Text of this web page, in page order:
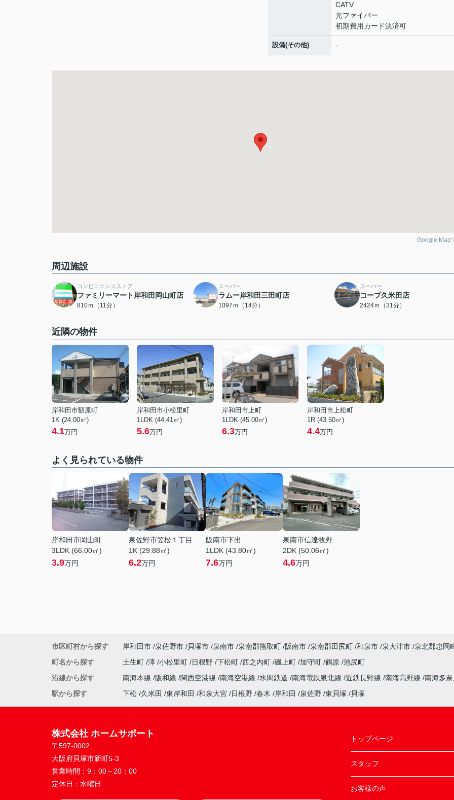
CATV
光ファイバー
初期費用カード決済可
設備(その他) -
Google Map
周辺施設
コンビニエンスストア
ファミリーマート岸和田岡山町店
810ｍ（11分）
スーパー
ラムー岸和田三田町店
1097ｍ（14分）
スーパー
コープ久米田店
2424ｍ（31分）
近隣の物件
岸和田市額原町
1K (24.00㎡)
4.1万円
岸和田市小松里町
1LDK (44.41㎡)
5.6万円
岸和田市上町
1LDK (45.00㎡)
6.3万円
岸和田市上松町
1R (43.50㎡)
4.4万円
よく見られている物件
岸和田市岡山町
3LDK (66.00㎡)
3.9万円
泉佐野市笠松１丁目
1K (29.88㎡)
6.2万円
阪南市下出
1LDK (43.80㎡)
7.6万円
泉南市信達牧野
2DK (50.06㎡)
4.6万円
市区町村から探す 岸和田市 泉佐野市 貝塚市 泉南市 泉南郡熊取町 阪南市 泉南郡田尻町 和泉市 泉大津市 泉北郡忠岡
町名から探す
土生町 澤 小松里町 日根野 下松町 西之内町 磯上町 加守町 鶴原 池尻町
沿線から探す
南海本線 阪和線 関西空港線 南海空港線 水間鉄道 南海電鉄泉北線 近鉄長野線 南海高野線 南海多
駅から探す
下松 久米田 東岸和田 和泉大宮 日根野 春木 岸和田 泉佐野 東貝塚 貝塚
株式会社 ホームサポート
〒597-0002
大阪府貝塚市新町5-3
営業時間： 9：00～20：00
定休日： 水曜日
トップページ
スタッフ
お客様の声